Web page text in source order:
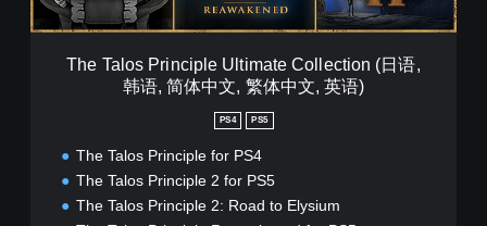
i
n
The Talos Principle Ultimate Collection (日语,
韩语, 简体中文, 繁体中文, 英语)
PS4 PS5
The Talos Principle for PS4
The Talos Principle 2 for PS5
The Talos Principle 2: Road to Elysium